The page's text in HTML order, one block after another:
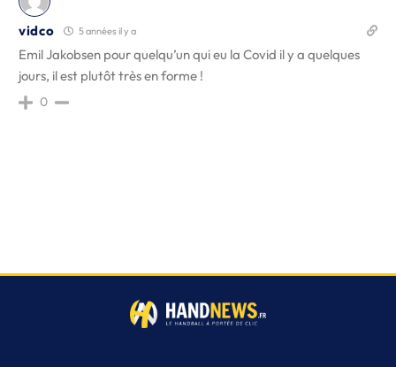
vidco 5 années il y a
Emil Jakobsen pour quelqu’un qui eu la Covid il y a quelques
jours, il est plutôt très en forme !
0